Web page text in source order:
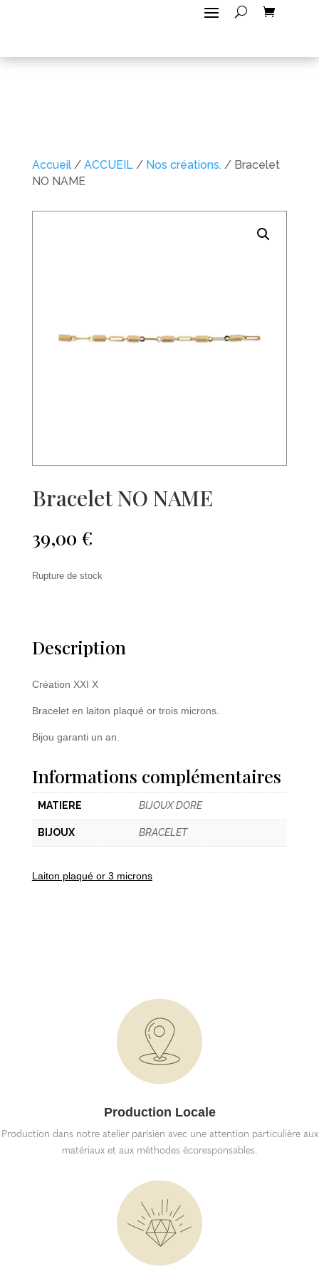
Accueil/ ACCUEIL/ Nos créations./ Bracelet
NO NAME
Bracelet NO NAME
39,00 €
Rupture de stock
Description
Création XXI X
Bracelet en laiton plaqué or trois microns.
Bijou garanti un an.
Informations complémentaires
MATIERE BIJOUX DORE
BIJOUX BRACELET
Laiton plaqué or 3 microns
Production Locale
Production dans notre atelier parisien avec une attention particulière aux
matériaux et aux méthodes écoresponsables.